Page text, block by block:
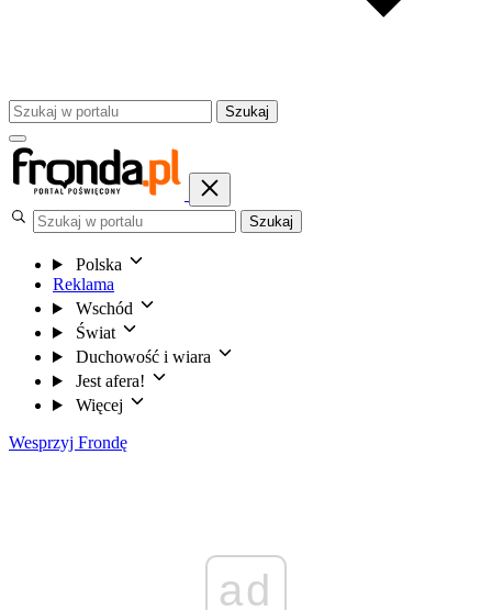
Szukaj
Szukaj
Polska
Reklama
Wschód
Świat
Duchowość i wiara
Jest afera!
Więcej
Wesprzyj Frondę
ad